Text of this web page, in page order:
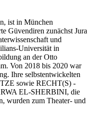
ist in München
Güvendiren zunächst Jura
und
Universität in
an der Otto
Von 2018 bis 2020 war
Ihre selbstentwickelten
sowie RECHT(S) -
EL-SHERBINI, die
wurden zum Theater- und